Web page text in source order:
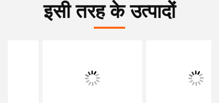
इसी तरह के उत्पादों